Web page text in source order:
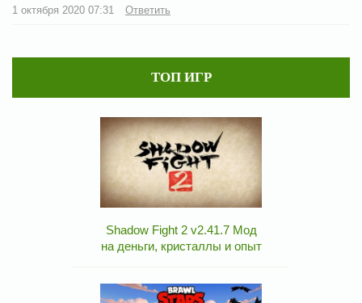
1 октября 2020 07:31 Ответить
ТОП ИГР
Shadow Fight 2 v2.41.7 Мод
на деньги, кристаллы и опыт